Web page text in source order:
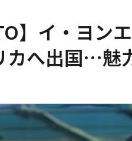
】イ・ヨン
カへ出国…魅